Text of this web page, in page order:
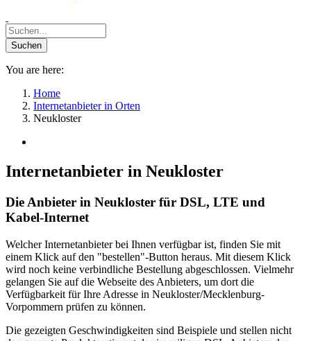
You are here:
Home
Internetanbieter in Orten
Neukloster
Internetanbieter in Neukloster
Die Anbieter in Neukloster für DSL, LTE und
Kabel-Internet
Welcher Internetanbieter bei Ihnen verfügbar ist, finden Sie mit
einem Klick auf den "bestellen"-Button heraus. Mit diesem Klick
wird noch keine verbindliche Bestellung abgeschlossen. Vielmehr
gelangen Sie auf die Webseite des Anbieters, um dort die
Verfügbarkeit für Ihre Adresse in Neukloster/Mecklenburg-
Vorpommern prüfen zu können.
Die gezeigten Geschwindigkeiten sind Beispiele und stellen nicht